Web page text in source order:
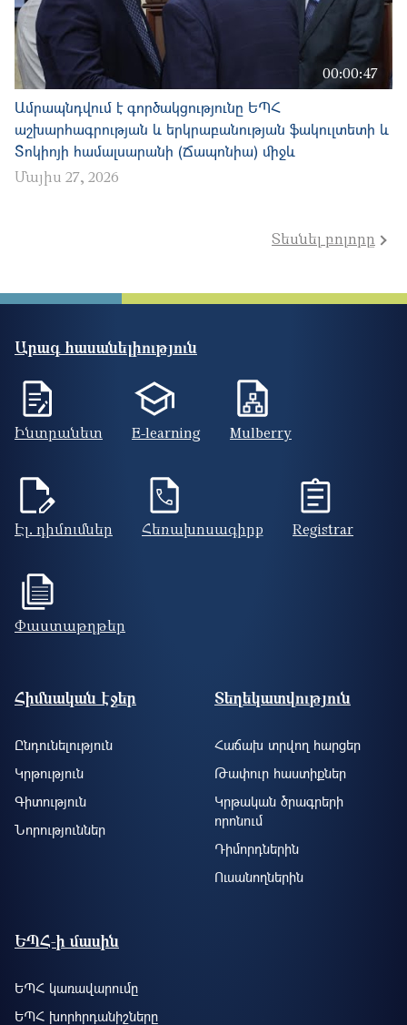
00:00:47
Ամրապնդվում է գործակցությունը ԵՊՀ
աշխարհագրության և երկրաբանության ֆակուլտետի և
Տոկիոյի համալսարանի (Ճապոնիա) միջև
Մայիս 27, 2026
Տեսնել բոլորը
Արագ հասանելիություն
Ինտրանետ E-learning Mulberry
Էլ. դիմումներ Հեռախոսագիրք Registrar
Փաստաթղթեր
Footer site information
Հիմնական էջեր
Ընդունելություն
Կրթություն
Գիտություն
Նորություններ
Տեղեկատվություն
Հաճախ տրվող հարցեր
Թափուր հաստիքներ
Կրթական ծրագրերի
որոնում
Դիմորդներին
Ուսանողներին
ԵՊՀ-ի մասին
ԵՊՀ կառավարումը
ԵՊՀ խորհրդանիշները